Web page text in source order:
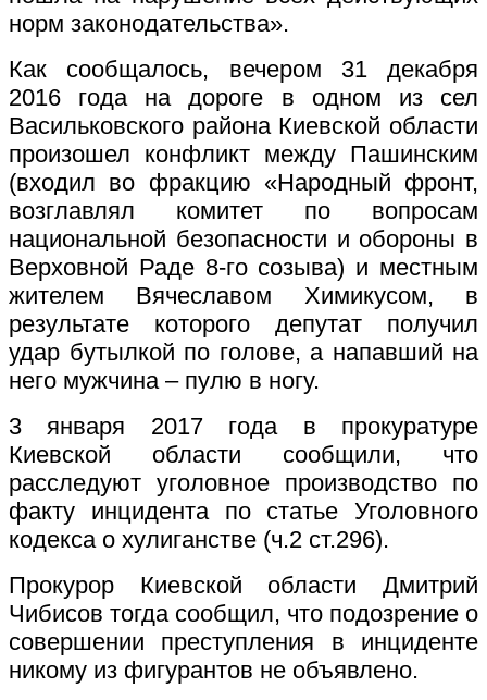
норм законодательства».
Как сообщалось, вечером 31 декабря
2016 года на дороге в одном из сел
Васильковского района Киевской области
произошел конфликт между Пашинским
(входил во фракцию «Народный фронт,
возглавлял комитет по вопросам
национальной безопасности и обороны в
Верховной Раде 8-го созыва) и местным
жителем Вячеславом Химикусом, в
результате которого депутат получил
удар бутылкой по голове, а напавший на
него мужчина – пулю в ногу.
3 января 2017 года в прокуратуре
Киевской области сообщили, что
расследуют уголовное производство по
факту инцидента по статье Уголовного
кодекса о хулиганстве (ч.2 ст.296).
Прокурор Киевской области Дмитрий
Чибисов тогда сообщил, что подозрение о
совершении преступления в инциденте
никому из фигурантов не объявлено.